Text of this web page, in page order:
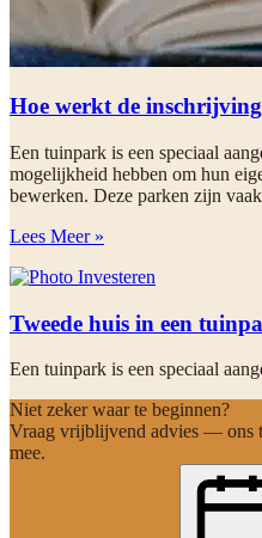
Hoe werkt de
Een tuinpark is een speciaal
mogelijkheid hebben om hun
bewerken. Deze parken zijn vaak
Lees Meer »
Tweede huis in een
Een tuinpark is een speciaal
Niet zeker waar te beginnen?
Vraag vrijblijvend advies — ons
mee.